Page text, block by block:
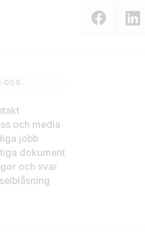
oss
och media
jobb
dokument
och svar